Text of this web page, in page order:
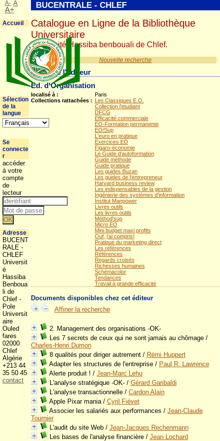
Nouvelle recherche
Détail de l'éditeur
Ed. d'Organisation
localisé à :
Paris
Collections rattachées : Les Classiques E.O.
Collection l'etudiant
DFCG
Efficacité commerciale
EO-Formation permanente
EO/Sup
L'euro en pratique
Exercices EO
Figaro-économie
Le Guide d'autoformation
Guide méthode
Guide pratique
Les guides Buzan
Les guides de l'entrepreneur
Harvard business review
Les indispensables de la gestion
Ingénierie des systèmes d'information
Institut Manpower
Livres outils
Les livres outils
Méthod'sup
Micro EO
Mini budget maxi profits
Ouf, j'ai compris!
Pratique du marketing direct
Les références
Références
Regards croisés
Richesses humaines
Schémacolor
Tendances
Travail à grande efficacité
Documents disponibles chez cet éditeur
Affiner la recherche
2. Management des organisations -OK-
Les 7 secrets de ceux qui ne sont jamais au chômage/
Charles-Henri Dumon
8 qualités pour diriger autrement/ Rémi Huppert
Adapter les structures de l'entreprise/ Paul R. Lawrence
Alerte produit ! / Jean-Marc Lehu
L'analyse stratégique -OK-/ Gérard Garibaldi
L'analyse transactionnelle/ Cardon Alain
Apple Pixar mania/ Cyril Fiévet
Associer les salariés aux performances / Jean-Claude
Tournier
L'audit du site Web/ Jean-Jacques Rechenmann
Les bases de l'analyse financière/ Jean Lochard
BUCENTRALE - CHLEF
Catalogue en Ligne de la Bibliothèque
Universitaire
Université Hassiba benbouali de Chlef.
A- A
A+
Accueil
Sélection
de la
langue
Se
connecte
r
accéder
à votre
compte
de
lecteur
Adresse
BUCENT
RALE -
CHLEF
Universit
é
Hassiba
Benboua
li de
Chlef -
Pole
Universit
aire
Ouled
fares
02000
Chlef
Algérie
+213 44
35 50 45
contact